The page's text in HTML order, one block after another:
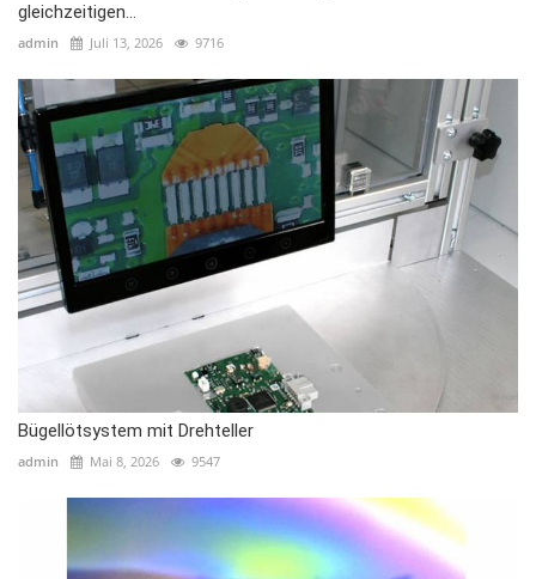
gleichzeitigen...
admin Juli 13, 2026 9716
Bügellötsystem mit Drehteller
admin Mai 8, 2026 9547